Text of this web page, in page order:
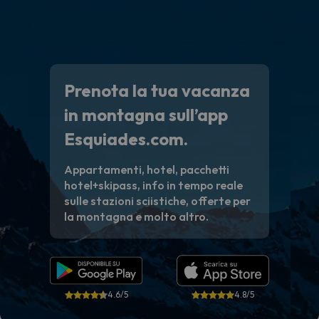
Prenota la tua vacanza
in montagna sull’app
Esquiades.com.
Appartamenti, hotel, pacchetti
hotel+skipass, info in tempo reale
sulle stazioni sciistiche, offerte per
la montagna e molto altro.
4.6/5 4.8/5